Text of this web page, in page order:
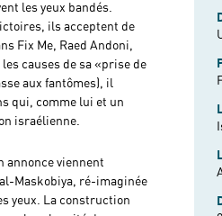
les yeux bandés.
ils acceptent de
Fix Me, Raed Andoni,
causes de sa «prise de
aux fantômes), il
qui, comme lui et un
israélienne.
annonce viennent
Maskobiya, ré-imaginée
yeux. La construction